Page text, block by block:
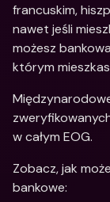
francuskim,
nawet jeśli
możesz
którym
w całym EOG.
Zobacz, jak
bankowe: